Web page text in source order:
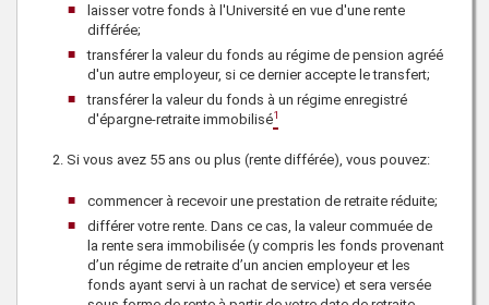
laisser votre fonds à l'Université en vue d'une rente
différée;
transférer la valeur du fonds au régime de pension agréé
d'un autre employeur, si ce dernier accepte le transfert;
transférer la valeur du fonds à un régime enregistré
d'épargne-retraite immobilisé1
Si vous avez 55 ans ou plus (rente différée), vous pouvez:
commencer à recevoir une prestation de retraite réduite;
différer votre rente. Dans ce cas, la valeur commuée de
la rente sera immobilisée (y compris les fonds provenant
d’un régime de retraite d’un ancien employeur et les
fonds ayant servi à un rachat de service) et sera versée